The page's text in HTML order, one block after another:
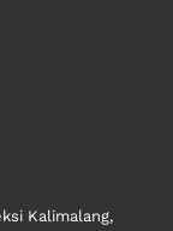
Kalimalang,